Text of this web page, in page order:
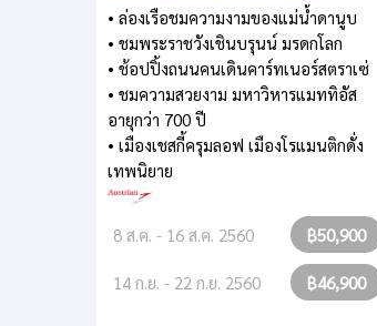
• ล่องเรือชมความงามของแม่น้ำดานูบ
• ชมพระราชวังเชินบรุนน์ มรดกโลก
• ช้อปปิ้งถนนคนเดินคาร์ทเนอร์สตราเซ่
• ชมความสวยงาม มหาวิหารแมททิอัส
อายุกว่า 700 ปี
• เมืองเชสกี้ครุมลอฟ เมืองโรแมนติกดั่ง
เทพนิยาย
8 ส.ค. - 16 ส.ค. 2560 ฿50,900
14 ก.ย. - 22 ก.ย. 2560 ฿46,900